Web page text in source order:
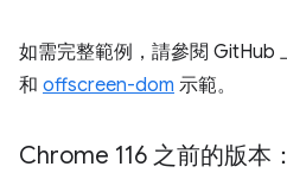
如需完整範例，請參閱 GitHub
和 offscreen-dom 示範。
Chrome 116 之前的版本